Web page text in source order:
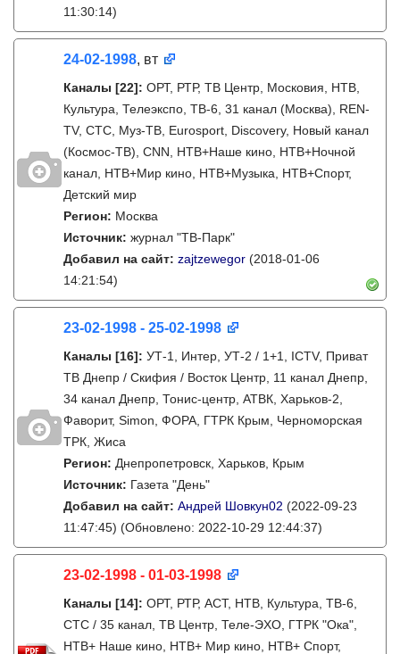
11:30:14)
24-02-1998, вт
Каналы [22]: ОРТ, РТР, ТВ Центр, Московия, НТВ,
Культура, Телеэкспо, ТВ-6, 31 канал (Москва), REN-
TV, СТС, Муз-ТВ, Eurosport, Discovery, Новый канал
(Космос-ТВ), CNN, НТВ+Наше кино, НТВ+Ночной
канал, НТВ+Мир кино, НТВ+Музыка, НТВ+Спорт,
Детский мир
Регион: Москва
Источник: журнал "ТВ-Парк"
Добавил на сайт: zajtzewegor (2018-01-06
14:21:54)
23-02-1998 - 25-02-1998
Каналы [16]: УТ-1, Интер, УТ-2 / 1+1, ICTV, Приват
ТВ Днепр / Скифия / Восток Центр, 11 канал Днепр,
34 канал Днепр, Тонис-центр, АТВК, Харьков-2,
Фаворит, Simon, ФОРА, ГТРК Крым, Черноморская
ТРК, Жиса
Регион: Днепропетровск, Харьков, Крым
Источник: Газета "День"
Добавил на сайт: Андрей Шовкун02 (2022-09-23
11:47:45) (Обновлено: 2022-10-29 12:44:37)
23-02-1998 - 01-03-1998
Каналы [14]: ОРТ, РТР, АСТ, НТВ, Культура, ТВ-6,
СТС / 35 канал, ТВ Центр, Теле-ЭХО, ГТРК "Ока",
НТВ+ Наше кино, НТВ+ Мир кино, НТВ+ Спорт,